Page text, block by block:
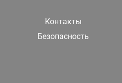
Контакты
Безопасность